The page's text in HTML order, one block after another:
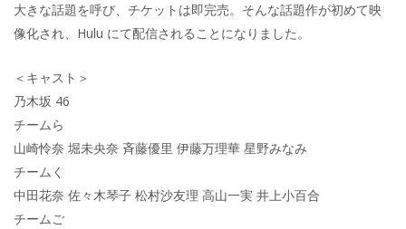
大きな話題を呼び、チケットは即完売。そんな話題作が初めて映
像化され、Hulu にて配信されることになりました。
＜キャスト＞
乃木坂 46
チームら
山崎怜奈 堀未央奈 斉藤優里 伊藤万理華 星野みなみ
チームく
中田花奈 佐々木琴子 松村沙友理 高山一実 井上小百合
チームご